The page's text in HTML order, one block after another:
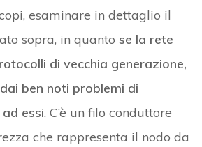
esaminare in dettaglio il
sopra, in quanto se la rete
di vecchia generazione,
ben noti problemi di
essi. C’è un filo conduttore
che rappresenta il nodo da